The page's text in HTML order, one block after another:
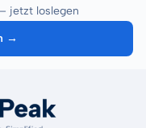
jetzt loslegen
→